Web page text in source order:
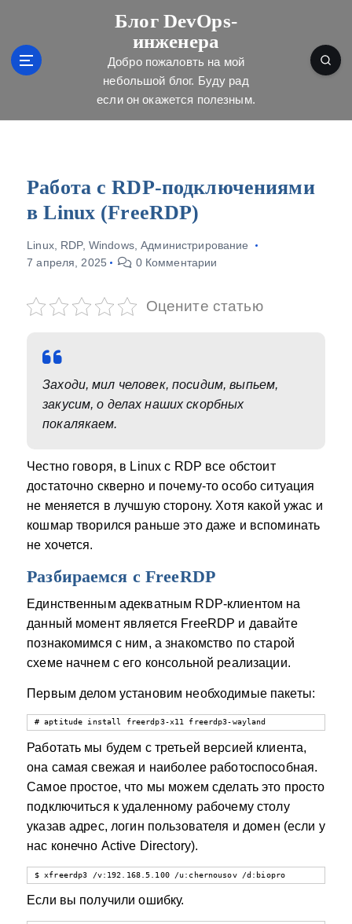
Блог DevOps-
инженера
Добро пожаловть на мой
небольшой блог. Буду рад
если он окажется полезным.
Работа с RDP-подключениями
в Linux (FreeRDP)
Linux, RDP, Windows,Администрирование
7 апреля, 2025
0 Комментарии
Оцените статью
Заходи, мил человек, посидим, выпьем,
закусим, о делах наших скорбных
покалякаем.
Честно говоря, в Linux с RDP все обстоит
достаточно скверно и почему-то особо ситуация
не меняется в лучшую сторону. Хотя какой ужас и
кошмар творился раньше это даже и вспоминать
не хочется.
Разбираемся с FreeRDP
Единственным адекватным RDP-клиентом на
данный момент является FreeRDP и давайте
познакомимся с ним, а знакомство по старой
схеме начнем с его консольной реализации.
Первым делом установим необходимые пакеты:
# aptitude install freerdp3-x11 freerdp3-wayland
Работать мы будем с третьей версией клиента,
она самая свежая и наиболее работоспособная.
Самое простое, что мы можем сделать это просто
подключиться к удаленному рабочему столу
указав адрес, логин пользователя и домен (если у
нас конечно Active Directory).
$ xfreerdp3 /v:192.168.5.100 /u:chernousov /d:biopro
Если вы получили ошибку.